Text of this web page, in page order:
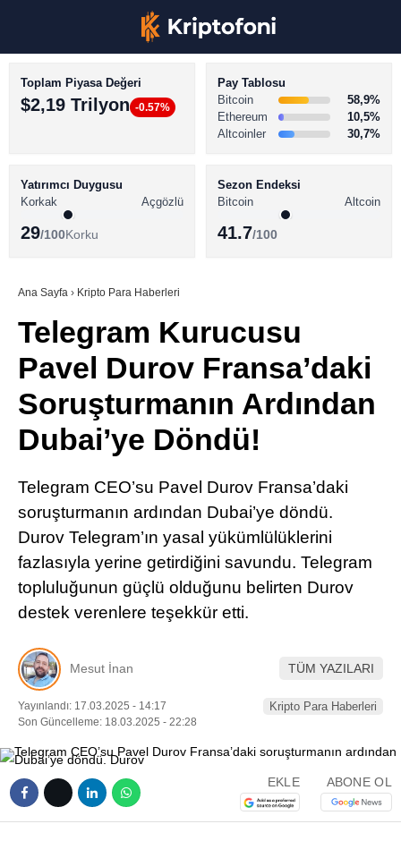
Youtube
TikTok
BİTCOİN HABERLERİ
ALTCOİN HABERLERİ
SÖZLÜK
Toplam Piyasa Değeri
$2,19 Trilyon -0.57%
Pay Tablosu
Bitcoin
58,9%
Ethereum
10,5%
Altcoinler
30,7%
Yatırımcı Duygusu
Korkak
Açgözlü
29/100Korku
Sezon Endeksi
Bitcoin
Altcoin
41.7/100
Ana Sayfa › Kripto Para Haberleri
Telegram Kurucusu
Pavel Durov Fransa’daki
Soruşturmanın Ardından
Dubai’ye Döndü!
Telegram CEO’su Pavel Durov Fransa’daki
soruşturmanın ardından Dubai’ye döndü.
Durov Telegram’ın yasal yükümlülüklerini
fazlasıyla yerine getirdiğini savundu. Telegram
topluluğunun güçlü olduğunu belirten Durov
destek verenlere teşekkür etti.
Mesut İnan TÜM YAZILARI
Yayınlandı: 17.03.2025 - 14:17
Son Güncelleme: 18.03.2025 - 22:28
Kripto Para Haberleri
EKLE ABONE OL